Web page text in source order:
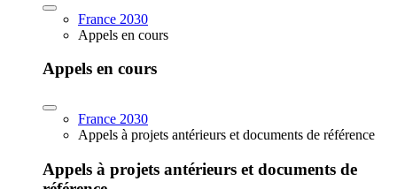
France 2030
Appels en cours
Appels en cours
France 2030
Appels à projets antérieurs et documents de référence
Appels à projets antérieurs et documents de